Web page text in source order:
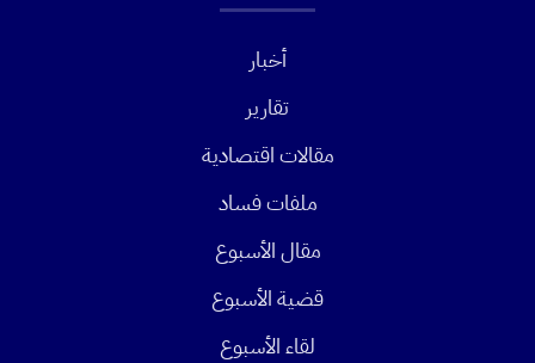
أخبار
تقارير
مقالات اقتصادية
ملفات فساد
مقال الأسبوع
قضية الأسبوع
لقاء الأسبوع